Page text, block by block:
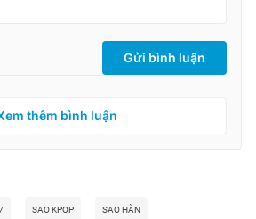
Gửi bình luận
thêm bình luận
SAO KPOP SAO HÀN